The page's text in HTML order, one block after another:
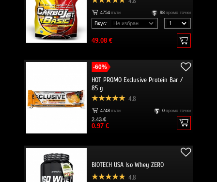
4754 пъти 98 промо точки
Вкус:
49.08 €
-60%
HOT PROMO Exclusive Protein Bar /
85 g
4.8
4748 пъти 0 промо точки
2.43 €
0.97 €
BIOTECH USA Iso Whey ZERO
4.8